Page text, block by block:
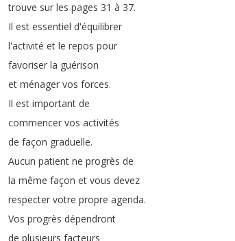
trouve sur les pages 31 à 37.
Il est essentiel d'équilibrer
l'activité et le repos pour
favoriser la guérison
et ménager vos forces.
Il est important de
commencer vos activités
de façon graduelle.
Aucun patient ne progrès de
la même façon et vous devez
respecter votre propre agenda.
Vos progrès dépendront
de plusieurs facteurs